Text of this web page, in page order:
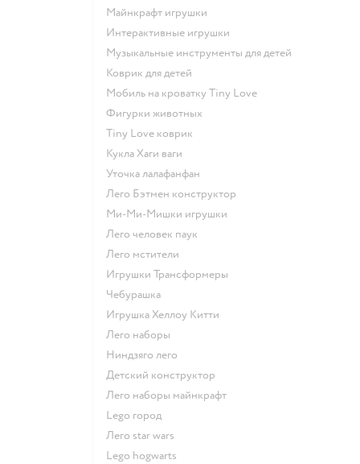
Майнкрафт игрушки
Интерактивные игрушки
Музыкальные инструменты для детей
Коврик для детей
Мобиль на кроватку Tiny Love
Фигурки животных
Tiny Love коврик
Кукла Хаги ваги
Уточка лалафанфан
Лего Бэтмен конструктор
Ми-Ми-Мишки игрушки
Лего человек паук
Лего мстители
Игрушки Трансформеры
Чебурашка
Игрушка Хеллоу Китти
Лего наборы
Ниндзяго лего
Детский конструктор
Лего наборы майнкрафт
Lego город
Лего star wars
Lego hogwarts